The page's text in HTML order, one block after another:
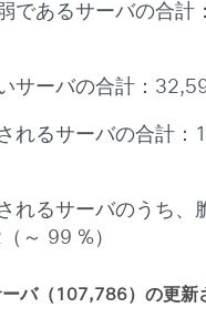
であるサーバの合
サーバの合計：
れるサーバの合計：
れるサーバのうち、
～ 99 %）
バ（107,786）の更新